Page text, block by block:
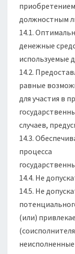
должностным
14.1.
денежные
используемые
14.2.
равные
для участия в
случаев,
14.3.
процесса
14.4. Не
14.5. Не
(или)